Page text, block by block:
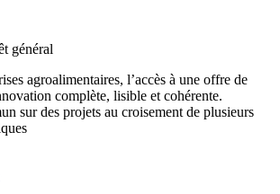
général
agroalimentaires, l’accès à une offre de
complète, lisible et cohérente.
sur des projets au croisement de plusieurs